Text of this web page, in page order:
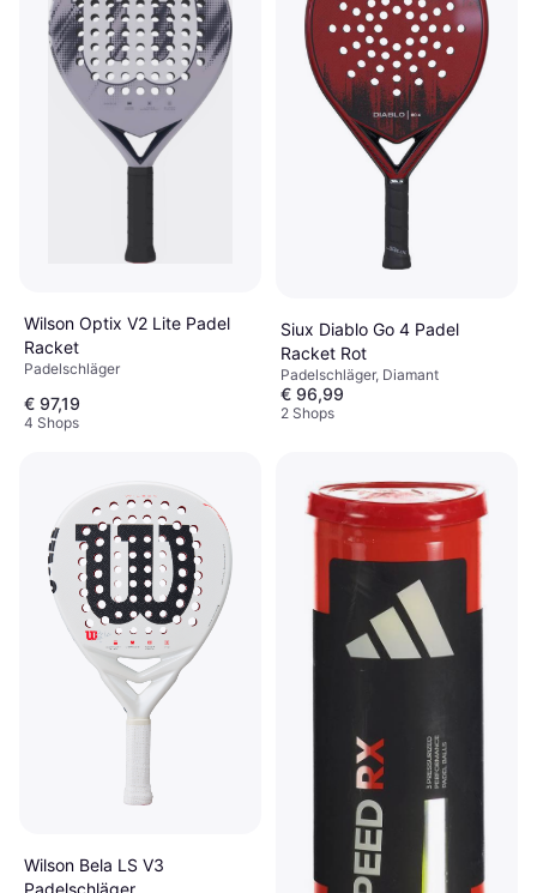
Wilson Optix V2 Lite Padel
Racket
Padelschläger
€ 97,19
4 Shops
Siux Diablo Go 4 Padel
Racket Rot
Padelschläger, Diamant
€ 96,99
2 Shops
Wilson Bela LS V3
Padelschläger